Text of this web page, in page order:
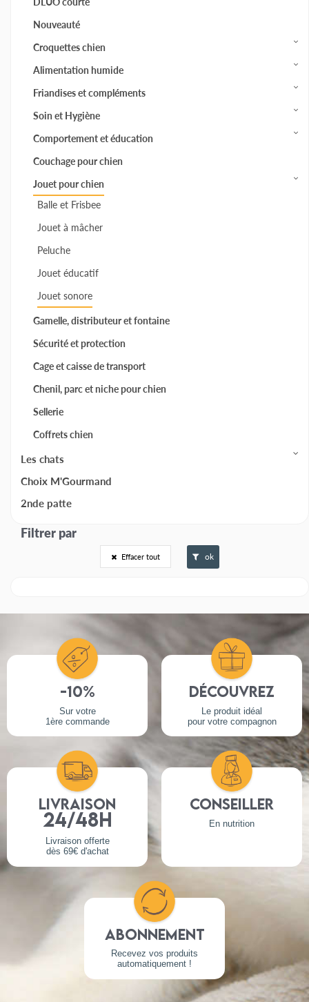
Nouveauté
Croquettes chien
Alimentation humide
Friandises et compléments
Soin et Hygiène
Comportement et éducation
Couchage pour chien
Jouet pour chien
Balle et Frisbee
Jouet à mâcher
Peluche
Jouet éducatif
Jouet sonore
Gamelle, distributeur et fontaine
Sécurité et protection
Cage et caisse de transport
Chenil, parc et niche pour chien
Sellerie
Coffrets chien
Les chats
Choix M'Gourmand
2nde patte
Effacer tout ok
-10%
Sur votre
1ère commande
Découvrez
Le produit idéal
pour votre compagnon
Livraison
24/48h
Livraison offerte
dès 69€ d'achat
Conseiller
En nutrition
Abonnement
Recevez vos produits
automatiquement !